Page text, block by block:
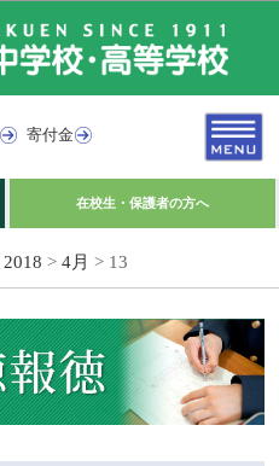
寄付金
在校生・保護者の方へ
2018 > 4月 > 13